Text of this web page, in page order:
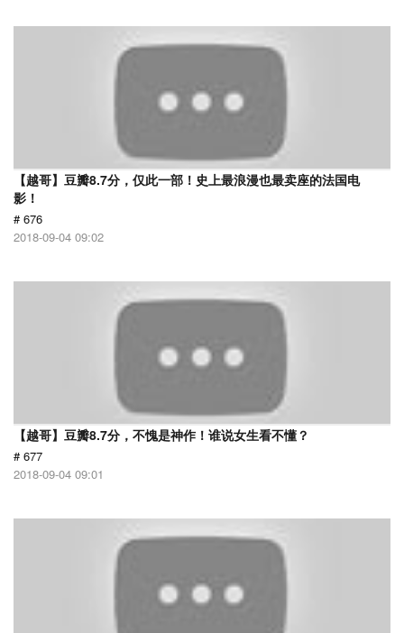
【越哥】豆瓣8.7分，仅此一部！史上最浪漫也最卖座的法国电
影！
# 676
2018-09-04 09:02
【越哥】豆瓣8.7分，不愧是神作！谁说女生看不懂？
# 677
2018-09-04 09:01